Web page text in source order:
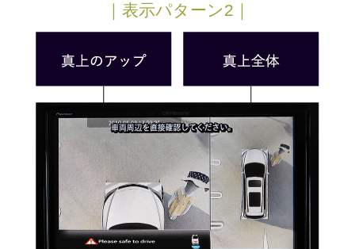
｜表示パターン2｜